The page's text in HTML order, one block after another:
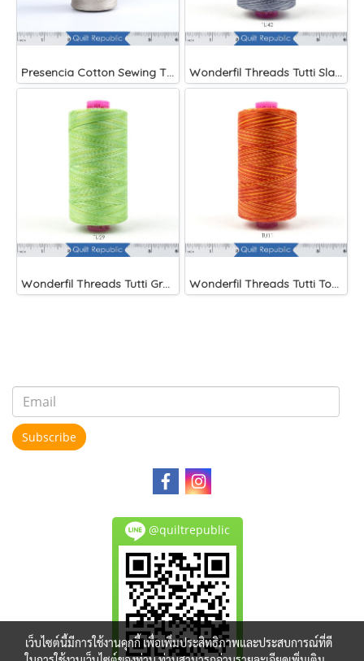
Presencia Cotton Sewing Thread 3-ply 60wt 4882 Yards Grey Wonderfil Threads Tutti Slate
Wonderfil Threads Tutti Grass Wonderfil Threads Tutti Tomato
Subscribe
@quiltrepublic
เว็บไซต์นี้มีการใช้งานคุกกี้ เพื่อเพิ่มประสิทธิภาพและประสบการณ์ที่ดี